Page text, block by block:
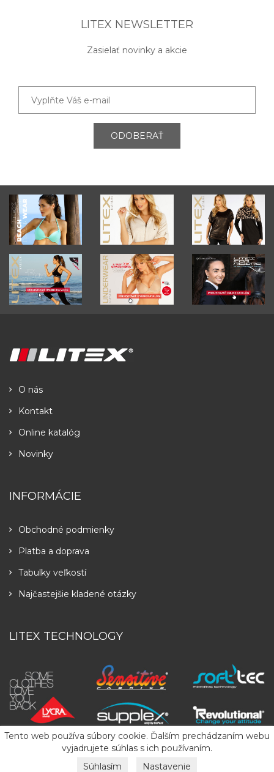
LITEX NEWSLETTER
Zasielať novinky a akcie
ODOBERAŤ
Tento web používa súbory cookie. Ďalším prechádzaním webu
vyjadrujete súhlas s ich používaním.
Súhlasím
Nastavenie
O nás
Kontakt
Online katalóg
Novinky
INFORMÁCIE
Obchodné podmienky
Platba a doprava
Tabulky veľkostí
Najčastejšie kladené otázky
LITEX TECHNOLOGY